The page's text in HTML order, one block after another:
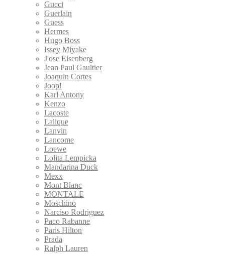
Gucci
Guerlain
Guess
Hermes
Hugo Boss
Issey Miyake
J'ose Eisenberg
Jean Paul Gaultier
Joaquin Cortes
Joop!
Karl Antony
Kenzo
Lacoste
Lalique
Lanvin
Lancome
Loewe
Lolita Lempicka
Mandarina Duck
Mexx
Mont Blanc
MONTALE
Moschino
Narciso Rodriguez
Paco Rabanne
Paris Hilton
Prada
Ralph Lauren